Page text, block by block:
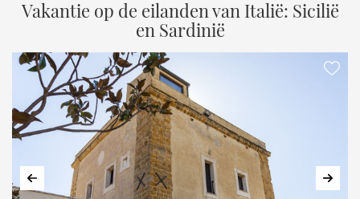
Vakantie op de eilanden van Italië: Sicilië
en Sardinië
Vorige